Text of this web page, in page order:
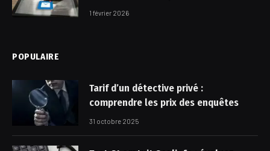
1 février 2026
POPULAIRE
Tarif d’un détective privé :
comprendre les prix des enquêtes
31 octobre 2025